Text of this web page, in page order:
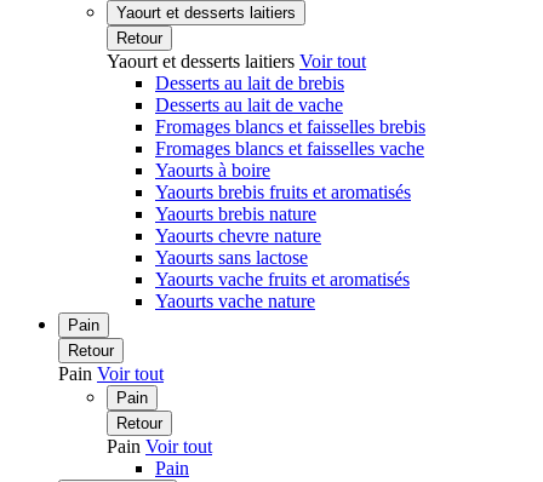
Yaourt et desserts laitiers
Retour
Yaourt et desserts laitiers Voir tout
Desserts au lait de brebis
Desserts au lait de vache
Fromages blancs et faisselles brebis
Fromages blancs et faisselles vache
Yaourts à boire
Yaourts brebis fruits et aromatisés
Yaourts brebis nature
Yaourts chevre nature
Yaourts sans lactose
Yaourts vache fruits et aromatisés
Yaourts vache nature
Pain
Retour
Pain Voir tout
Pain
Retour
Pain Voir tout
Pain